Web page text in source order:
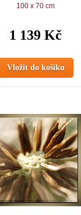
100 x 70 cm
1 139 Kč
Vložit do košíku